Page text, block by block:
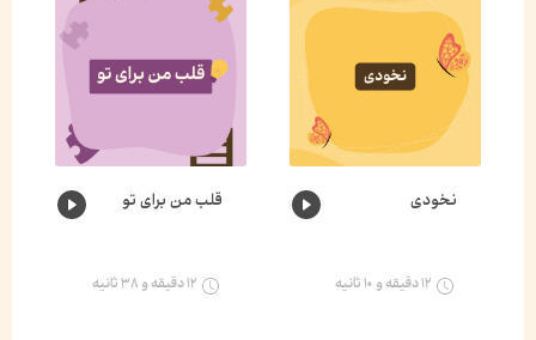
نخودی
۱۲ دقیقه و ۱۰ ثانیه
قلب من برای تو
۱۲ دقیقه و ۳۸ ثانیه